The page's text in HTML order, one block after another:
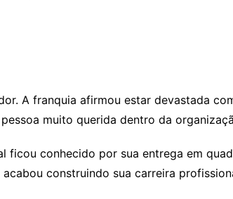
A franquia afirmou estar devastada
muito querida dentro da
ficou conhecido por sua entrega em
construindo sua carreira